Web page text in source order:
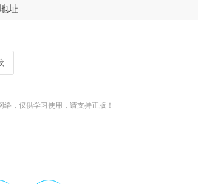
址
，仅供学习使用，请支持正版！